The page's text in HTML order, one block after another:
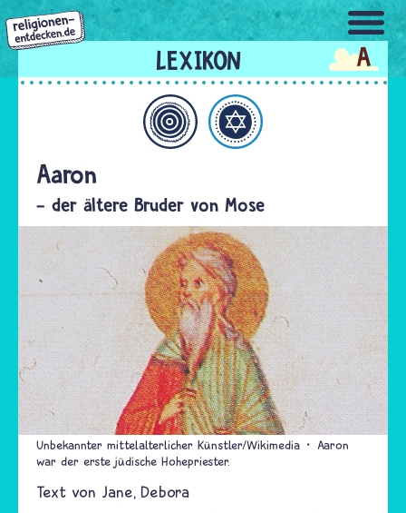
Direkt
zum
Inhalt
A
Aaron
- der ältere Bruder von Mose
Unbekannter mittelalterlicher Künstler/Wikimedia
Aaron
war der erste jüdische Hohepriester.
Text von Jane Debora